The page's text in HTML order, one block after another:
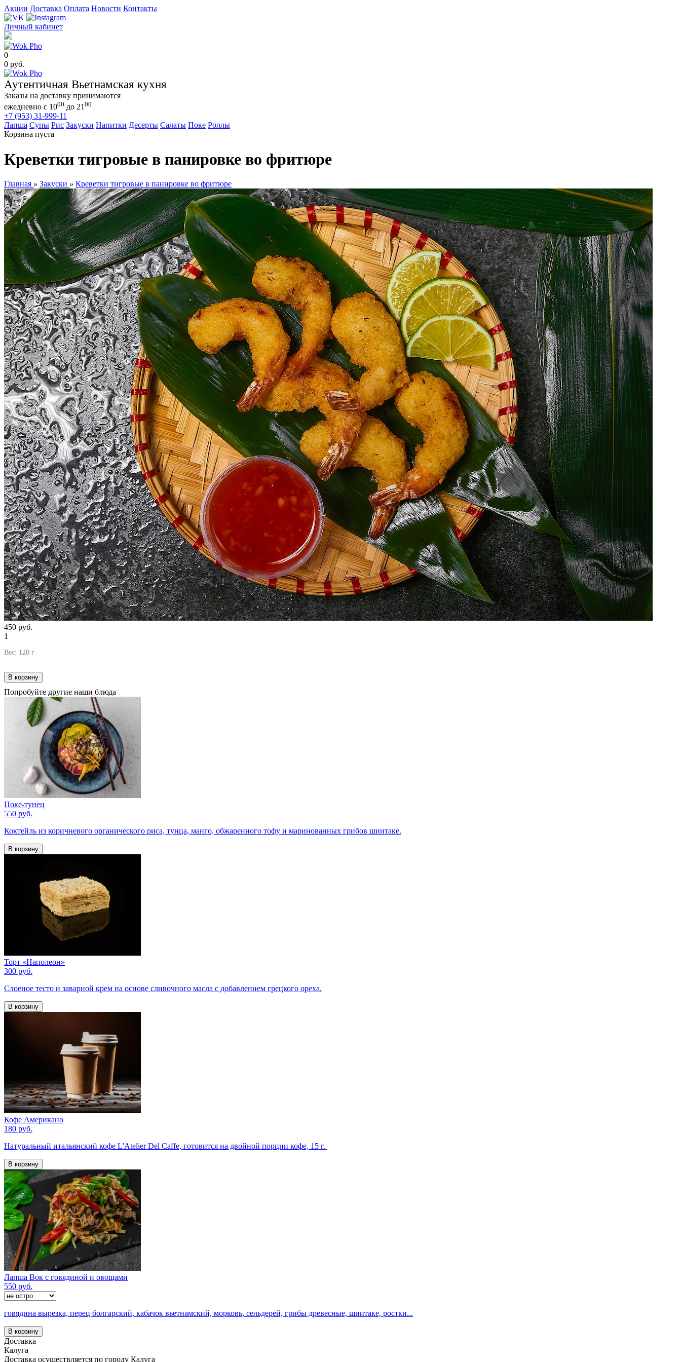
Акции Доставка Оплата Новости Контакты
Личный кабинет
0
0 руб.
Аутентичная Вьетнамская кухня
Заказы на доставку принимаются
ежедневно с 1000 до 21 00
+7 (953) 31-999-11
Лапша Супы Рис Закуски Напитки Десерты Салаты Поке Роллы
Корзина пуста
Креветки тигровые в панировке во фритюре
Главная » Закуски » Креветки тигровые в панировке во фритюре
450 руб.
1
Вес: 120 г
В корзину
Попробуйте другие наши блюда
Поке-тунец
550 руб.
Коктейль из коричневого органического риса, тунца, манго, обжаренного тофу и маринованных грибов шиитаке.
В корзину
Торт «Наполеон»
300 руб.
Слоеное тесто и заварной крем на основе сливочного масла с добавлением грецкого ореха.
В корзину
Кофе Американо
180 руб.
Натуральный итальянский кофе L'Atelier Del Caffe, готовится на двойной порции кофе, 15 г.
В корзину
Лапша Вок с говядиной и овощами
550 руб.
говядина вырезка, перец болгарский, кабачок вьетнамский, морковь, сельдерей, грибы древесные, шиитаке, ростки...
В корзину
Доставка
Калуга
Доставка осуществляется по городу Калуга